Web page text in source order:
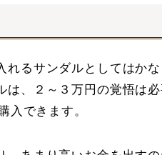
れるサンダルとしてはか
は、２～３万円の覚悟は
入できます。